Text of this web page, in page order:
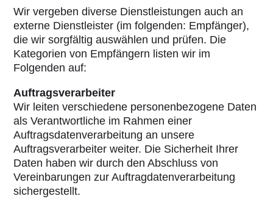
Wir vergeben diverse Dienstleistungen auch an
externe Dienstleister (im folgenden: Empfänger),
die wir sorgfältig auswählen und prüfen. Die
Kategorien von Empfängern listen wir im
Folgenden auf:
Auftragsverarbeiter
Wir leiten verschiedene personenbezogene Daten
als Verantwortliche im Rahmen einer
Auftragsdatenverarbeitung an unsere
Auftragsverarbeiter weiter. Die Sicherheit Ihrer
Daten haben wir durch den Abschluss von
Vereinbarungen zur Auftragdatenverarbeitung
sichergestellt.